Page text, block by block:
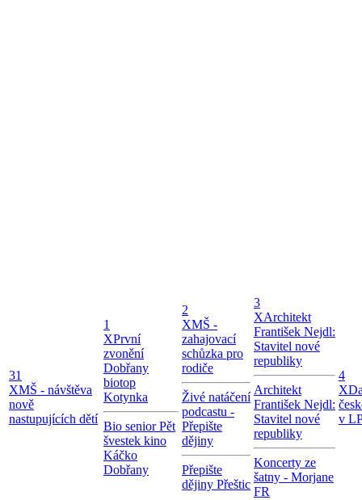
31
XMŠ - návštěva
nově
nastupujících dětí
1
XPrvní
zvonění
Dobřany
biotop
Kotynka
Bio senior Pět
švestek kino
Káčko
Dobřany
2
XMŠ -
zahajovací
schůzka pro
rodiče
Živé natáčení
podcastu -
Přepište
dějiny
Přepište
dějiny Přeštic
3
XArchitekt
František Nejdl:
Stavitel nové
republiky
Architekt
František Nejdl:
Stavitel nové
republiky
Koncerty ze
šatny - Morjane
FR
4
X
v